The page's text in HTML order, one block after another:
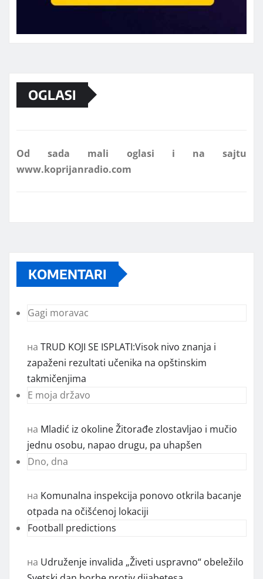
OGLASI
Marketing telefon 062 463 002
KOMENTARI
Gagi moravac
на TRUD KOJI SE ISPLATI:Visok nivo znanja i
zapaženi rezultati učenika na opštinskim
takmičenjima
E moja državo
на Mladić iz okoline Žitorađe zlostavljao i mučio
jednu osobu, napao drugu, pa uhapšen
Dno, dna
на Komunalna inspekcija ponovo otkrila bacanje
otpada na očišćenoj lokaciji
Football predictions
на Udruženje invalida „Živeti uspravno“ obeležilo